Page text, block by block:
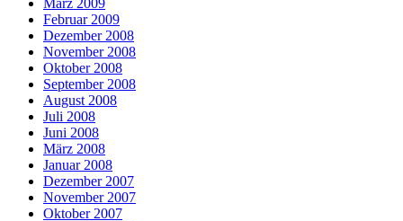
Februar 2009
Dezember 2008
November 2008
Oktober 2008
September 2008
August 2008
Juli 2008
Juni 2008
März 2008
Januar 2008
Dezember 2007
November 2007
Oktober 2007